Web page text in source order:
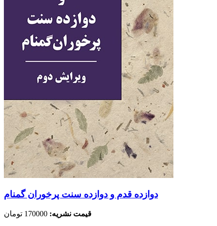
دوازده قدم و دوازده سنت پرخوران گمنام
قیمت نشریه: